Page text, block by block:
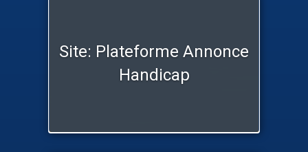
Site: Plateforme Annonce
Handicap